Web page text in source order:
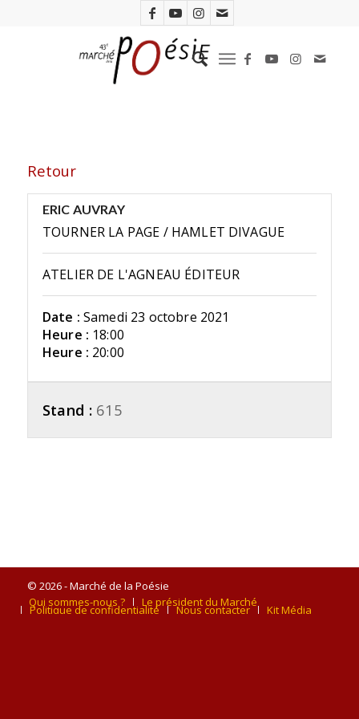
Retour
ERIC AUVRAY
TOURNER LA PAGE / HAMLET DIVAGUE
ATELIER DE L'AGNEAU ÉDITEUR
Date : Samedi 23 octobre 2021
Heure : 18:00
Heure : 20:00
Stand : 615
© 2026 - Marché de la Poésie
Qui sommes-nous ?
Le président du Marché
Politique de confidentialité Nous contacter Kit Média